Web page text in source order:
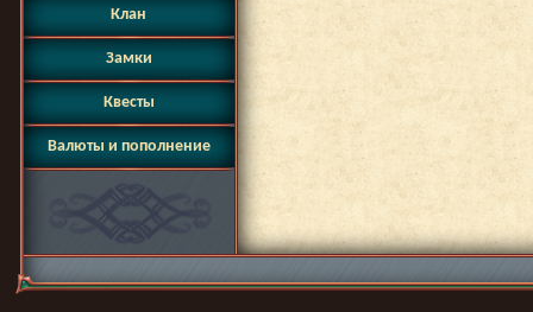
Клан
Замки
Квесты
Валюты и пополнение